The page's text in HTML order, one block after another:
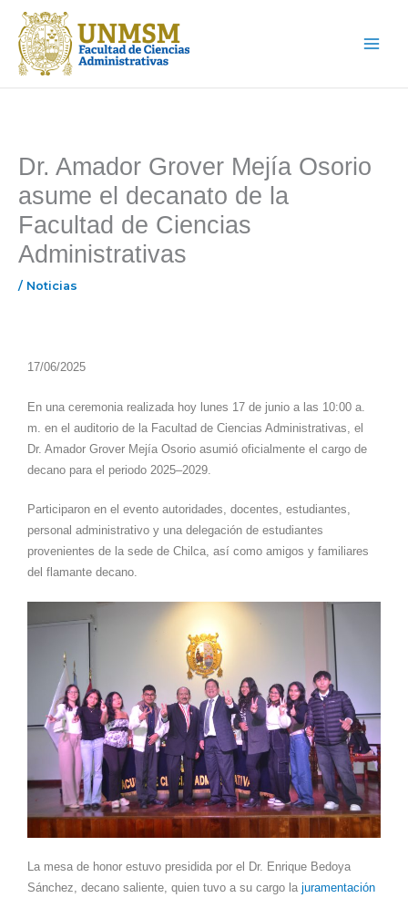
contenido
Menu
Dr. Amador Grover Mejía Osorio
asume el decanato de la
Facultad de Ciencias
Administrativas
/ Noticias
17/06/2025
En una ceremonia realizada hoy lunes 17 de junio a las 10:00 a.
m. en el auditorio de la Facultad de Ciencias Administrativas, el
Dr. Amador Grover Mejía Osorio asumió oficialmente el cargo de
decano para el periodo 2025–2029.
Participaron en el evento autoridades, docentes, estudiantes,
personal administrativo y una delegación de estudiantes
provenientes de la sede de Chilca, así como amigos y familiares
del flamante decano.
La mesa de honor estuvo presidida por el Dr. Enrique Bedoya
Sánchez, decano saliente, quien tuvo a su cargo la juramentación